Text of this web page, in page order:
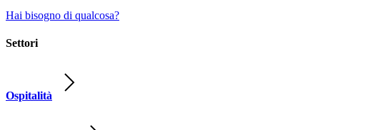
Hai bisogno di qualcosa?
Settori
Ospitalità